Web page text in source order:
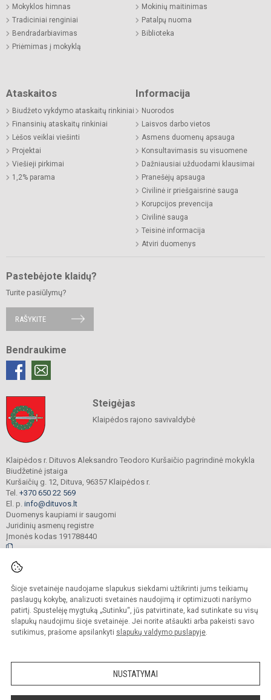
Šioje svetainėje naudojame slapukus siekdami užtikrinti jums teikiamų
paslaugų kokybę, analizuoti svetainės naudojimą ir optimizuoti naršymo
patirtį. Spustelėję mygtuką „Sutinku“, jūs patvirtinate, kad sutinkate su visų
slapukų naudojimu šioje svetainėje. Jei norite atšaukti arba pakeisti savo
sutikimus, prašome apsilankyti slapukų valdymo puslapyje.
NUSTATYMAI
Mokyklos himnas
Tradiciniai renginiai
Bendradarbiavimas
Priėmimas į mokyklą
Mokinių maitinimas
Patalpų nuoma
Biblioteka
Ataskaitos
Biudžeto vykdymo ataskaitų rinkiniai
Finansinių ataskaitų rinkiniai
Lėšos veiklai viešinti
Projektai
Viešieji pirkimai
1,2% parama
Informacija
Nuorodos
Laisvos darbo vietos
Asmens duomenų apsauga
Konsultavimasis su visuomene
Dažniausiai užduodami klausimai
Pranešėjų apsauga
Civilinė ir priešgaisrinė sauga
Korupcijos prevencija
Civilinė sauga
Teisinė informacija
Atviri duomenys
Pastebėjote klaidų?
Turite pasiūlymų?
RAŠYKITE
Bendraukime
Steigėjas
Klaipėdos rajono savivaldybė
Klaipėdos r. Dituvos Aleksandro Teodoro Kuršaičio pagrindinė mokykla
Biudžetinė įstaiga
Kuršaičių g. 12, Dituva, 96357 Klaipėdos r.
Tel. +370 650 22 569
El. p. info@dituvos.lt
Duomenys kaupiami ir saugomi
Juridinių asmenų registre
Įmonės kodas 191788440
Visos teisės saugomos. Kopijuoti turinį be raštiško įstaigos administracijos
sutikimo griežtai draudžiama.
Prieinamumo paraiška Slapukų politika
Sumanus būdas atnaujinti